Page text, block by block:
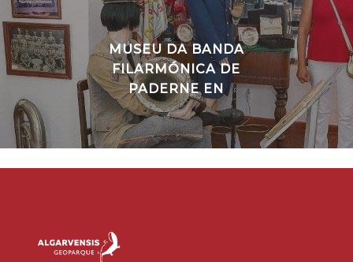
MUSEU DA BANDA
FILARMÓNICA DE
PADERNE EN